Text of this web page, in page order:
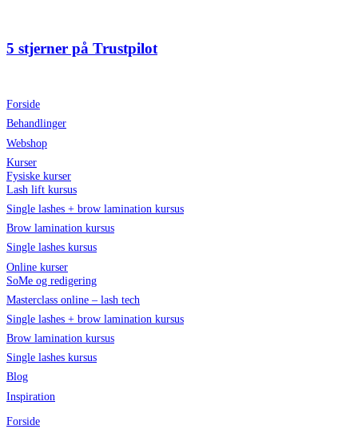
indhold
5 stjerner på Trustpilot
Forside
Behandlinger
Webshop
Kurser
Fysiske kurser
Lash lift kursus
Single lashes + brow lamination kursus
Brow lamination kursus
Single lashes kursus
Online kurser
SoMe og redigering
Masterclass online – lash tech
Single lashes + brow lamination kursus
Brow lamination kursus
Single lashes kursus
Blog
Inspiration
Forside